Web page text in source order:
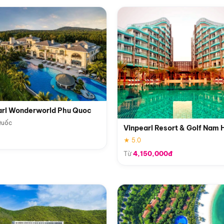
Wonderworld Phu Quoc
Vinpearl Resort & Golf Nam
★ 5.0
Từ4,150,000đ